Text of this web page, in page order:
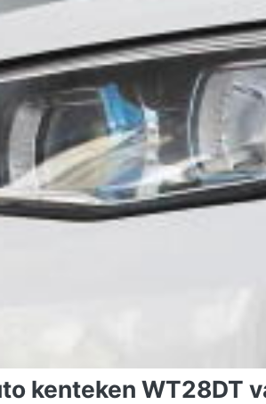
kenteken WT28DT